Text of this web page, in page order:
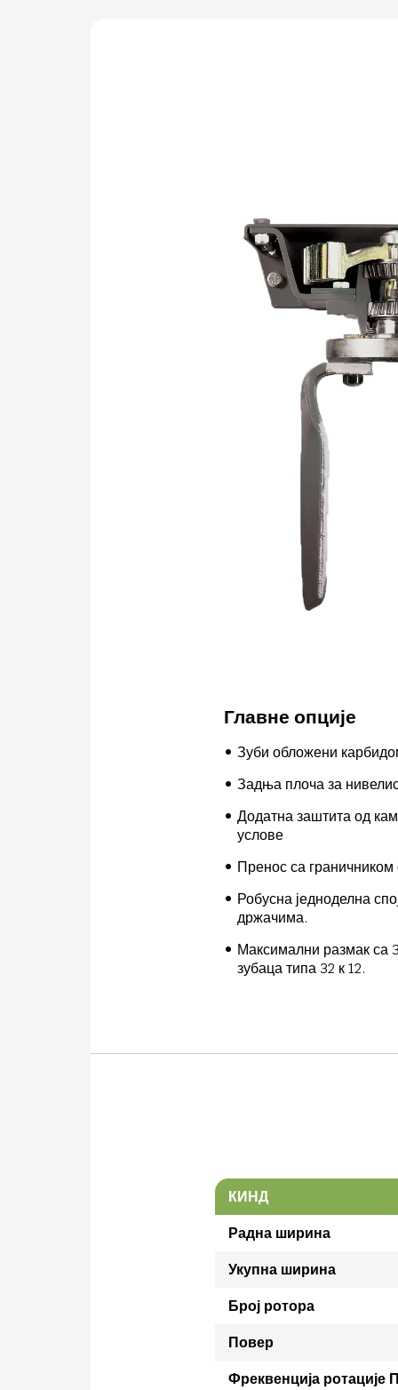
Главне опције
Зуби обложени
Задња плоча за
Додатна заштита од
услове
Пренос са граничником
Робусна једноделна
држачима.
Максимални размак са
зубаца типа 32 к 12.
КИНД
Радна ширина
Укупна ширина
Број ротора
Повер
Фреквенција ротације